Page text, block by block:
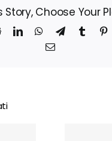
Story, Choose Your
RedditLinkedInWhatsApp
TelegramTumblr
Email